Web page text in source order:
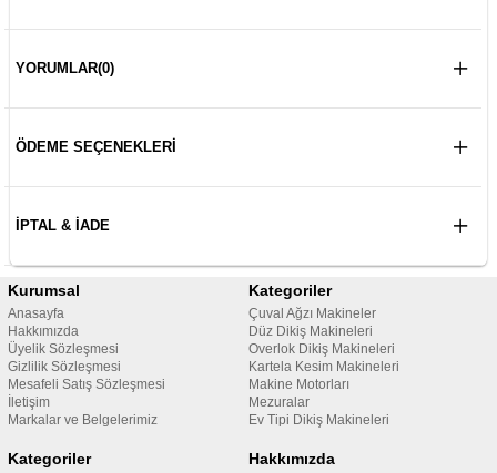
YORUMLAR(0)
ÖDEME SEÇENEKLERI
İPTAL & İADE
Kurumsal
Anasayfa
Hakkımızda
Üyelik Sözleşmesi
Gizlilik Sözleşmesi
Mesafeli Satış Sözleşmesi
İletişim
Markalar ve Belgelerimiz
Kategoriler
Çuval Ağzı Makineler
Düz Dikiş Makineleri
Overlok Dikiş Makineleri
Kartela Kesim Makineleri
Makine Motorları
Mezuralar
Ev Tipi Dikiş Makineleri
Kategoriler Hakkımızda